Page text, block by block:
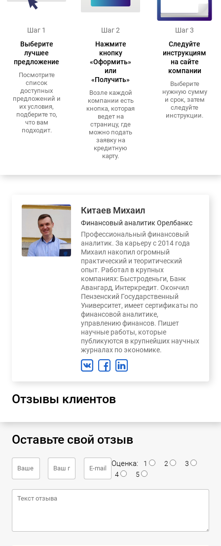
Шаг 1
Выберите
лучшее
предложение
Посмотрите
список
доступных
предложений и
их условия,
подберите то,
что вам
подходит.
Шаг 2
Нажмите
кнопку
«Оформить»
или
«Получить»
Возле каждой
компании есть
кнопка, которая
ведет на
страницу, где
можно подать
заявку на
кредитную
карту.
Шаг 3
Следуйте
инструкциям
на сайте
компании
Выберите
нужную сумму
и срок, затем
следуйте
инструкции.
Китаев Михаил
Финансовый аналитик Орелбанкс
Профессиональный финансовый
аналитик. За карьеру с 2014 года
Михаил накопил огромный
практический и теоритический
опыт. Работал в крупных
компаниях: Быстроденьги, Банк
Авангард, Интеркредит. Окончил
Пензенский Государственный
Университет, имеет сертификаты по
финансовой аналитике,
управлению финансов. Пишет
научные работы, которые
публикуются в крупнейших научных
журналах по экономике.
Отзывы клиентов
Оставьте свой отзыв
Оценка: 1 2
3
4
5